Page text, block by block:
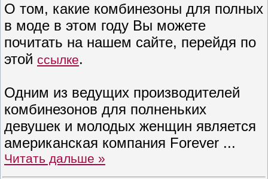
О том, какие комбинезоны для полных
в моде в этом году Вы можете
почитать на нашем сайте, перейдя по
этой ссылке.
Одним из ведущих производителей
комбинезонов для полненьких
девушек и молодых женщин является
американская компания Forever ...
Читать дальше »